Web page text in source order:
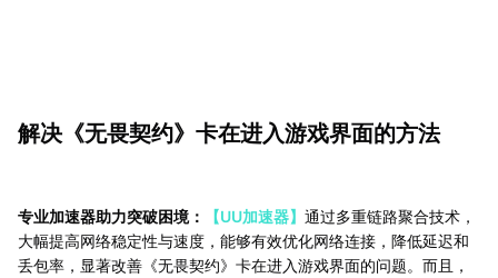
解决《无畏契约》卡在进入游戏界面的方法
专业加速器助力突破困境： 【UU加速器】 通过多重链路聚合技术，
大幅提高网络稳定性与速度，能够有效优化网络连接，降低延迟和
丢包率，显著改善《无畏契约》卡在进入游戏界面的问题。而且，